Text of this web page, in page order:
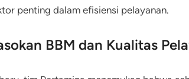
penting dalam efisiensi pelayanan.
BBM dan Kualitas